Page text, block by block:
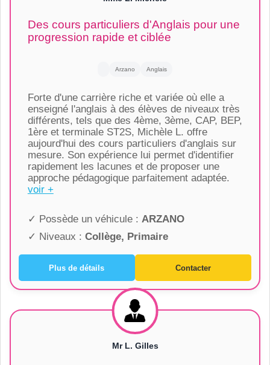
Des cours particuliers d'Anglais pour une
progression rapide et ciblée
Arzano Anglais
Forte d'une carrière riche et variée où elle a
enseigné l'anglais à des élèves de niveaux très
différents, tels que des 4ème, 3ème, CAP, BEP,
1ère et terminale ST2S, Michèle L. offre
aujourd'hui des cours particuliers d'anglais sur
mesure. Son expérience lui permet d'identifier
rapidement les lacunes et de proposer une
approche pédagogique parfaitement adaptée.
voir +
✓ Possède un véhicule : ARZANO
✓ Niveaux : Collège, Primaire
Plus de détails Contacter
Mr L. Gilles